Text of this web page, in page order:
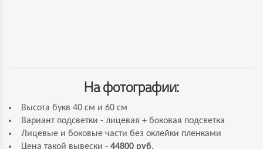
На фотографии:
Высота букв 40 см и 60 см
Вариант подсветки - лицевая + боковая подсветка
Лицевые и боковые части без оклейки пленками
Цена такой вывески - 44800 руб.